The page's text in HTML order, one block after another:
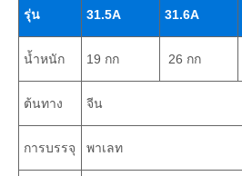
รุ่น
31.5A
31.6A
น้ำหนัก 19 กก 26 กก
ต้นทาง จีน
การบรรจุ พาเลท